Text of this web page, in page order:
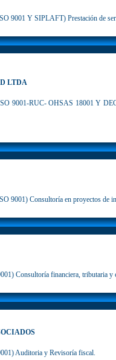
9001 Y SIPLAFT) Prestación de
LTDA
9001-RUC- OHSAS 18001 Y
Consultoría en proyectos de
Consultoría financiera, tributaria y
Auditoria y Revisoría fiscal.